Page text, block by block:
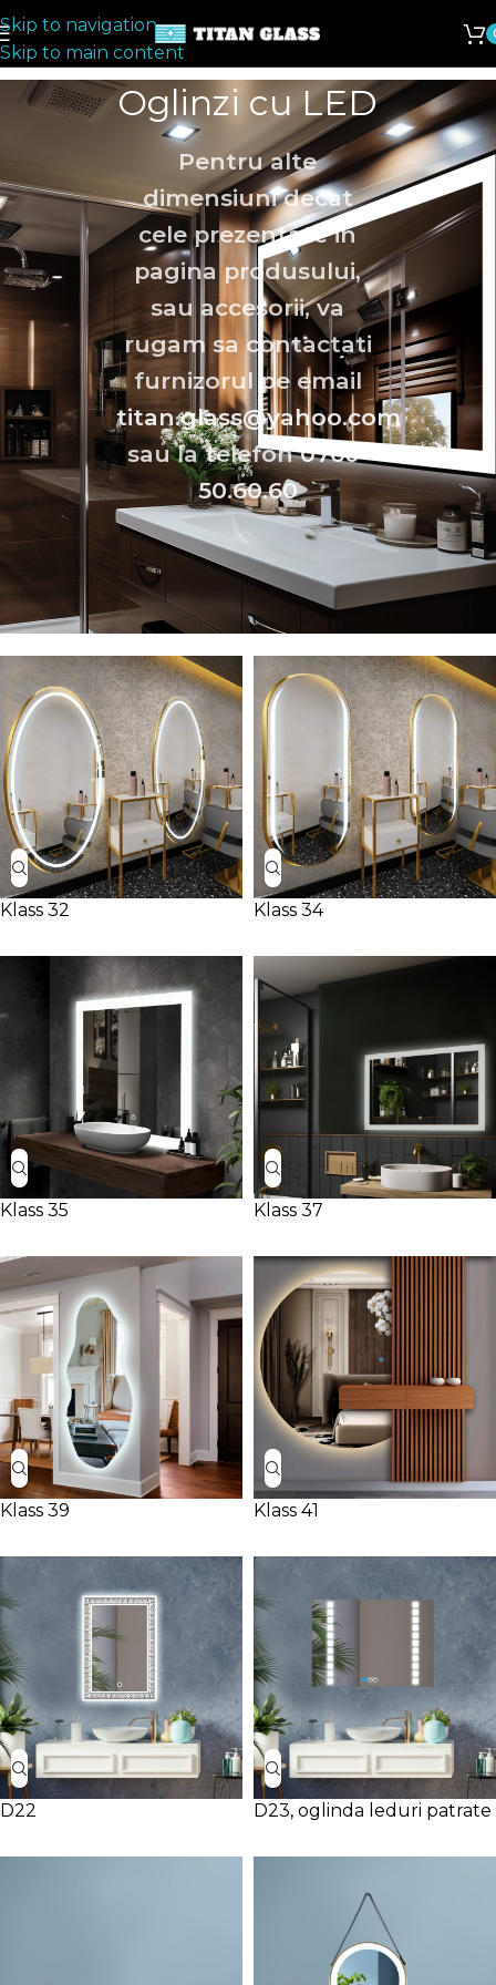
Skip to navigation
Skip to main content
Oglinzi cu LED
Pentru alte
dimensiuni decat
cele prezentate in
pagina produsului,
sau accesorii, va
rugam sa contactati
furnizorul pe email
titan.glass@yahoo.com
sau la telefon0760-
50.60.60
Klass 32 Klass 34
Klass 35 Klass 37
Klass 39 Klass 41
D22 D23, oglinda leduri patrate